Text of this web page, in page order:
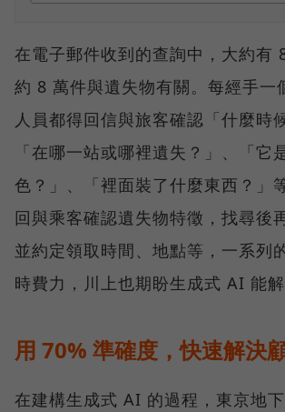
在電子郵件收到的查詢中，大約有
約 8 萬件與遺失物有關。每經手一
人員都得回信與旅客確認「什麼時
「在哪一站或哪裡遺失？」、「它
色？」、「裡面裝了什麼東西？」
回與乘客確認遺失物特徵，找尋後
並約定領取時間、地點等，一系列
時費力，川上也期盼生成式 AI 能解
用 70% 準確度，快速解決
在建構生成式 AI 的過程，東京地